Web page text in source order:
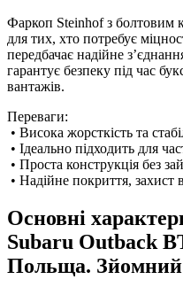
Фаркоп Steinhof з болтовим
для тих, хто потребує
передбачає надійне
гарантує безпеку під час
вантажів.
Переваги:
• Висока жорсткість та
• Ідеально підходить для
• Проста конструкція без
• Надійне покриття, захист
Основні
Subaru Outback
Польща. Зйомний